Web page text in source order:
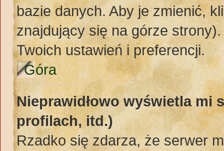
bazie danych. Aby je zmienić,
znajdujący się na górze
Twoich ustawień i preferencji.
Góra
Nieprawidłowo wyświetla mi
profilach, itd.)
Rzadko się zdarza, że serwer